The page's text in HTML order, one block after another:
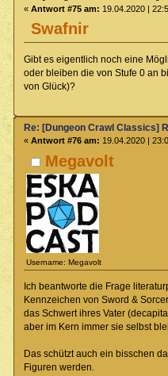
Swafnir
« Antwort #75 am: 19.04.2020 |
Gibt es eigentlich noch eine
oder bleiben die von Stufe 0 an
von Glück)?
Megavolt
Username: Megavolt
Re: [Dungeon Crawl Classics]
« Antwort #76 am: 19.04.2020 |
Ich beantworte die Frage
Kennzeichen von Sword &
das Schwert ihres Vater
aber im Kern immer sie selbst
Das schützt auch ein bisschen
Figuren werden.